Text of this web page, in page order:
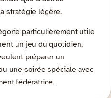
stratégie légère.
particulièrement utile
un jeu du quotidien,
préparer un
une soirée spéciale avec
fédératrice.